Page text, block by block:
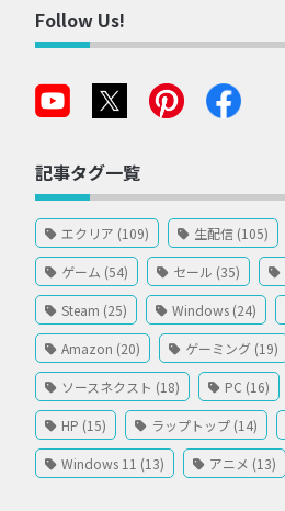
Follow Us!
記事タグ一覧
エクリア (109) 生配信 (105)
ゲーム (54) セール (35)
Steam (25) Windows (24)
Amazon (20) ゲーミング (19)
ソースネクスト (18) PC (16)
HP (15) ラップトップ (14)
Windows 11 (13) アニメ (13)